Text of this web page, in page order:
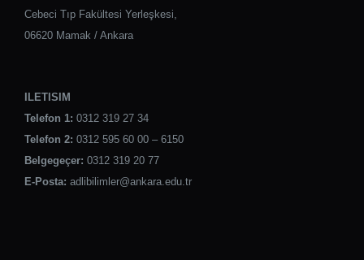
Cebeci Tıp Fakültesi Yerleşkesi,
06620 Mamak / Ankara
ILETISIM
Telefon 1: 0312 319 27 34
Telefon 2: 0312 595 60 00 – 6150
Belgegeçer: 0312 319 20 77
E-Posta: adlibilimler@ankara.edu.tr